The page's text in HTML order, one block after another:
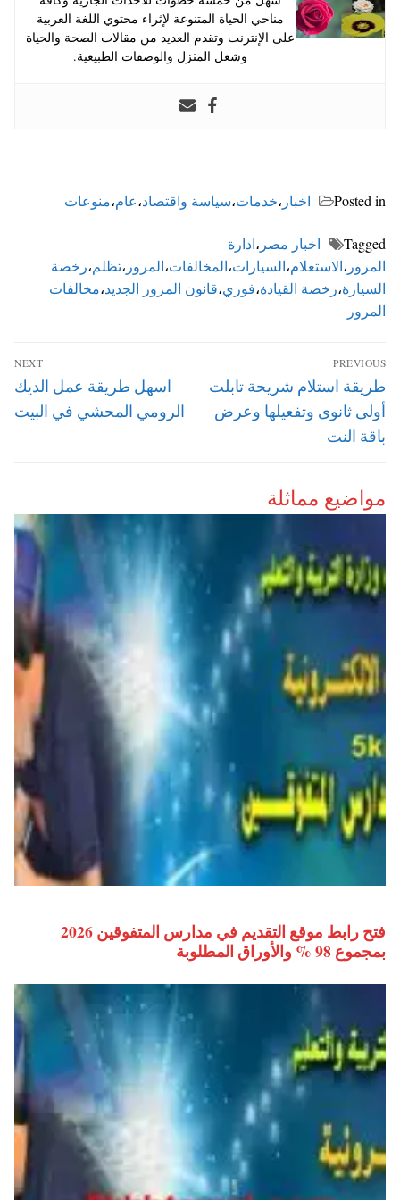
مناحي الحياة المتنوعة لإثراء محتوي اللغة العربية
على الإنترنت وتقدم العديد من مقالات الصحة والحياة
وشغل المنزل والوصفات الطبيعية.
Posted in اخبار ،خدمات،سياسة واقتصاد،عام،منوعات
Tagged اخبار مصر ،ادارة
المرور ،الاستعلام،السيارات،المخالفات،المرور ،تظلم،رخصة
السيارة،رخصة القيادة،فوري،قانون المرور الجديد،مخالفات
المرور
تصفّح
المقالات
PREVIOUS
Previous
post:
طريقة استلام شريحة تابلت
أولى ثانوى وتفعيلها وعرض
باقة النت
NEXT
Next
اسهل طريقة عمل الديك
الرومي المحشي في البيت
مواضيع مماثلة
فتح رابط موقع التقديم في مدارس المتفوقين 2026
بمجموع 98 % والأوراق المطلوبة